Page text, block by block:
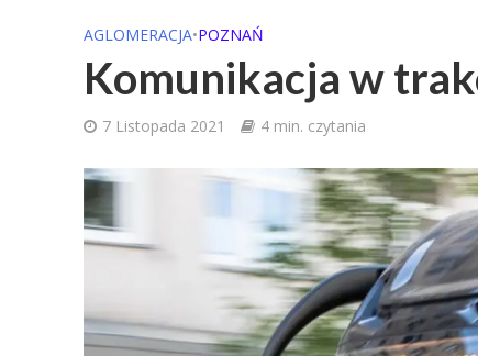
AGLOMERACJA•POZNAŃ
Komunikacja w
7 Listopada 2021 4 min. czytania